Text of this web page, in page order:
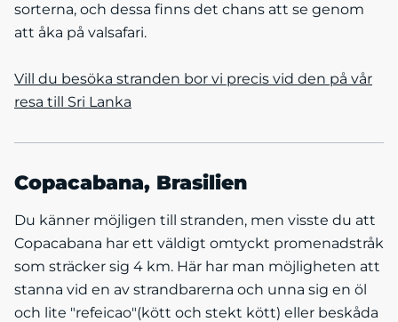
sorterna, och dessa finns det chans att se genom
att åka på valsafari.
Vill du besöka stranden bor vi precis vid den på vår
resa till Sri Lanka
Copacabana, Brasilien
Du känner möjligen till stranden, men visste du att
Copacabana har ett väldigt omtyckt promenadstråk
som sträcker sig 4 km. Här har man möjligheten att
stanna vid en av strandbarerna och unna sig en öl
och lite "refeicao"(kött och stekt kött) eller beskåda